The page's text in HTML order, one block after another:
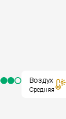
Воздух
Средняя